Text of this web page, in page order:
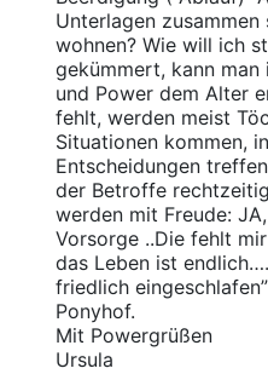
Unterlagen
wohnen? Wie will ich
gekümmert, kann
und Power dem Alter
fehlt, werden meist
Situationen kommen,
Entscheidungen
der Betroffe
werden mit Freude:
Vorsorge ..Die fehlt
das Leben ist
friedlich
Ponyhof.
Mit Powergrüßen
Ursula